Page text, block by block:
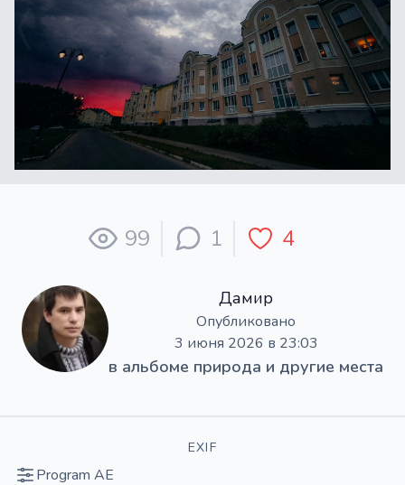
99 1 4
Дамир
Опубликовано
3 июня 2026 в 23:03
в альбоме природа и другие места
EXIF
Program AE